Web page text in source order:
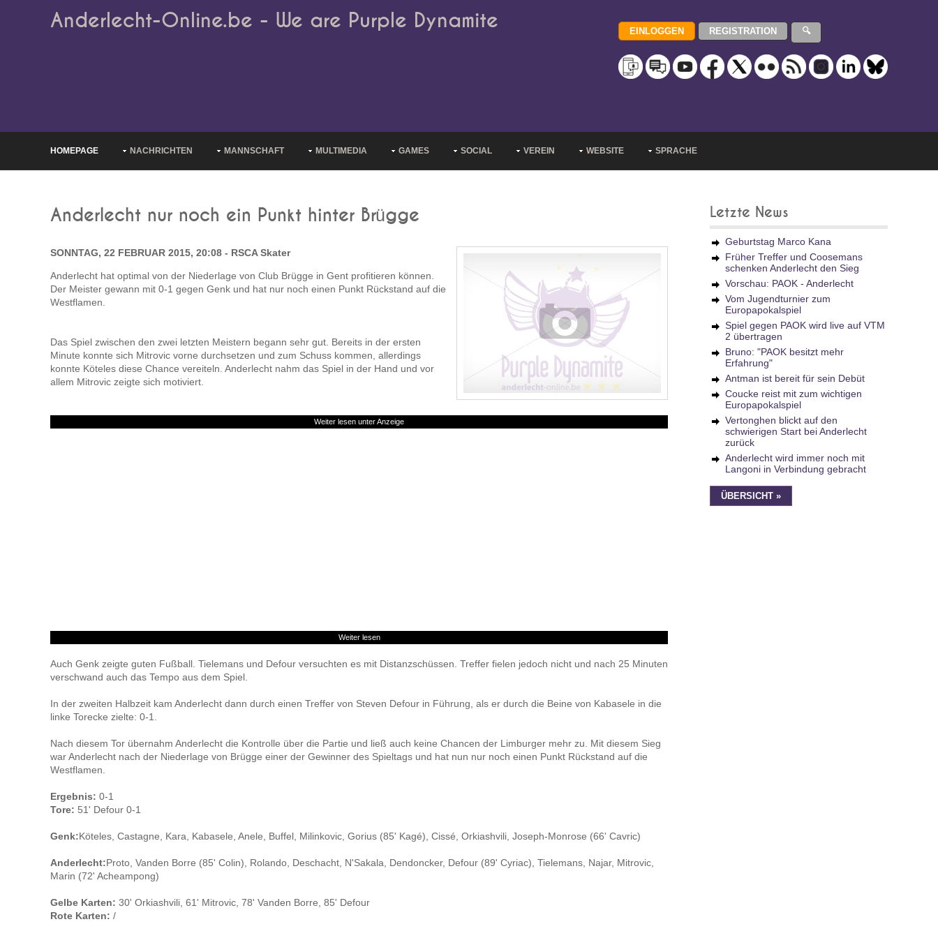
Anderlecht-Online.be - We are Purple Dynamite
HOMEPAGE NACHRICHTEN MANNSCHAFT MULTIMEDIA GAMES SOCIAL VEREIN WEBSITE SPRACHE
Anderlecht nur noch ein Punkt hinter Brügge
SONNTAG, 22 FEBRUAR 2015, 20:08 - RSCA Skater
Anderlecht hat optimal von der Niederlage von Club Brügge in Gent profitieren können.
Der Meister gewann mit 0-1 gegen Genk und hat nur noch einen Punkt Rückstand auf die
Westflamen.
Das Spiel zwischen den zwei letzten Meistern begann sehr gut. Bereits in der ersten
Minute konnte sich Mitrovic vorne durchsetzen und zum Schuss kommen, allerdings
konnte Köteles diese Chance vereiteln. Anderlecht nahm das Spiel in der Hand und vor
allem Mitrovic zeigte sich motiviert.
Weiter lesen unter Anzeige
Weiter lesen
Auch Genk zeigte guten Fußball. Tielemans und Defour versuchten es mit Distanzschüssen. Treffer fielen jedoch nicht und nach 25 Minuten
verschwand auch das Tempo aus dem Spiel.
In der zweiten Halbzeit kam Anderlecht dann durch einen Treffer von Steven Defour in Führung, als er durch die Beine von Kabasele in die
linke Torecke zielte: 0-1.
Nach diesem Tor übernahm Anderlecht die Kontrolle über die Partie und ließ auch keine Chancen der Limburger mehr zu. Mit diesem Sieg
war Anderlecht nach der Niederlage von Brügge einer der Gewinner des Spieltags und hat nun nur noch einen Punkt Rückstand auf die
Westflamen.
Ergebnis: 0-1
Tore: 51' Defour 0-1
Genk:Köteles, Castagne, Kara, Kabasele, Anele, Buffel, Milinkovic, Gorius (85' Kagé), Cissé, Orkiashvili, Joseph-Monrose (66' Cavric)
Anderlecht:Proto, Vanden Borre (85' Colin), Rolando, Deschacht, N'Sakala, Dendoncker, Defour (89' Cyriac), Tielemans, Najar, Mitrovic,
Marin (72' Acheampong)
Gelbe Karten: 30' Orkiashvili, 61' Mitrovic, 78' Vanden Borre, 85' Defour
Rote Karten: /
Letzte News
Geburtstag Marco Kana
Früher Treffer und Coosemans
schenken Anderlecht den Sieg
Vorschau: PAOK - Anderlecht
Vom Jugendturnier zum
Europapokalspiel
Spiel gegen PAOK wird live auf VTM
2 übertragen
Bruno: "PAOK besitzt mehr
Erfahrung"
Antman ist bereit für sein Debüt
Coucke reist mit zum wichtigen
Europapokalspiel
Vertonghen blickt auf den
schwierigen Start bei Anderlecht
zurück
Anderlecht wird immer noch mit
Langoni in Verbindung gebracht
ÜBERSICHT »